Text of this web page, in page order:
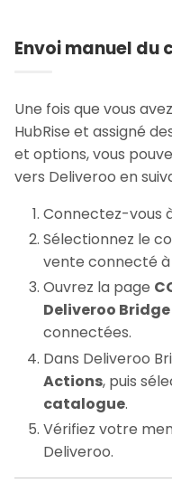
Envoi manuel du
Une fois que vous
HubRise et assigné
et options, vous
vers Deliveroo en
Connectez-vous
Sélectionnez le
vente connecté
Ouvrez la page
Deliveroo Bridge
connectées.
Dans Deliveroo
Actions, puis
catalogue.
Vérifiez votre
Deliveroo.